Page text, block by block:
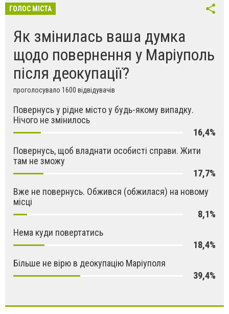
ГОЛОС МІСТА
Як змінилась ваша думка
щодо повернення у Маріуполь
після деокупації?
проголосувало 1600 відвідувачів
Повернусь у рідне місто у будь-якому випадку.
Нічого не змінилось
16,4%
Повернусь, щоб владнати особисті справи. Жити
там не зможу
17,7%
Вже не повернусь. Обжився (обжилася) на новому
місці
8,1%
Нема куди повертатись
18,4%
Більше не вірю в деокупацію Маріуполя
39,4%